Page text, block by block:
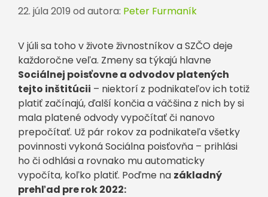
22. júla 2019 od autora: Peter Furmaník
V júli sa toho v živote živnostníkov a SZČO deje
každoročne veľa. Zmeny sa týkajú hlavne
Sociálnej poisťovne a odvodov platených
tejto inštitúcii – niektorí z podnikateľov ich totiž
platiť začínajú, ďalší končia a väčšina z nich by si
mala platené odvody vypočítať či nanovo
prepočítať. Už pár rokov za podnikateľa všetky
povinnosti vykoná Sociálna poisťovňa – prihlási
ho či odhlási a rovnako mu automaticky
vypočíta, koľko platiť. Poďme na základný
prehľad pre rok 2022: